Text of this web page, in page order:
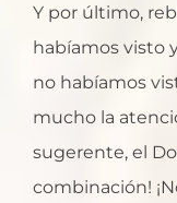
Y por último,
habíamos visto
no habíamos
mucho la
sugerente, el
combinación!